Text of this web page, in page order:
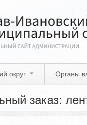
округ Органы
заказ: